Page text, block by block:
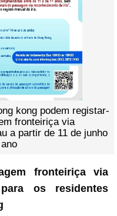
kong podem registar-
fronteiriça via
a partir de 11 de junho
fronteiriça via
os residentes